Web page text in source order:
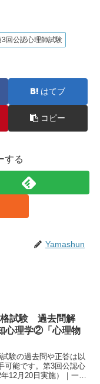
3回公認心理師試験
はてブ
コピー
する
Yamashun
格試験 過去問解
理学②「心理物
験の過去問や正答は以
可能です。第3回公認心
12月20日実施）｜一般